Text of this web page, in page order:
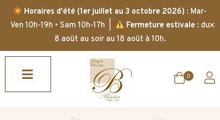
Horaires d'été (1er juillet au 3 octobre 2026) : Mar-
Ven 10h-19h • Sam 10h-17h |
Fermeture estivale: du
8 août au soir au 18 août à 10h.
✕
0